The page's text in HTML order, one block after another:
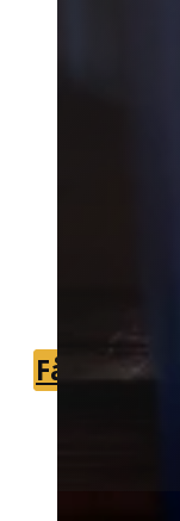
være
Vi
du nemt
Få et tilbud